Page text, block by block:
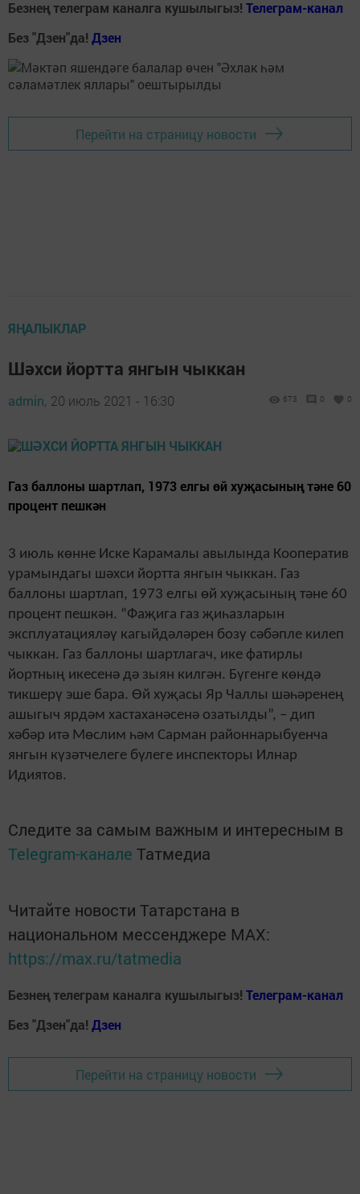
Безнең телеграм каналга кушылыгыз! Телеграм-канал
Без "Дзен"да! Дзен
Перейти на страницу новости
ЯҢАЛЫКЛАР
Шәхси йортта янгын чыккан
admin, 20 июль 2021 - 16:30 673 0 0
Газ баллоны шартлап, 1973 елгы өй хуҗасының тәне 60
процент пешкән
3 июль көнне Иске Карамалы авылында Кооператив
урамындагы шәхси йортта янгын чыккан. Газ
баллоны шартлап, 1973 елгы өй хуҗасының тәне 60
процент пешкән. “Фаҗига газ җиһазларын
эксплуатацияләү кагыйдәләрен бозу сәбәпле килеп
чыккан. Газ баллоны шартлагач, ике фатирлы
йортның икесенә дә зыян килгән. Бүгенге көндә
тикшерү эше бара. Өй хуҗасы Яр Чаллы шәһәренең
ашыгыч ярдәм хастаханәсенә озатылды”, – дип
хәбәр итә Мөслим һәм Сарман районнарыбуенча
янгын күзәтчелеге бүлеге инспекторы Илнар
Идиятов.
Следите за самым важным и интересным в
Telegram-канале Татмедиа
Читайте новости Татарстана в
национальном мессенджере MАХ:
https://max.ru/tatmedia
Безнең телеграм каналга кушылыгыз! Телеграм-канал
Без "Дзен"да! Дзен
Перейти на страницу новости